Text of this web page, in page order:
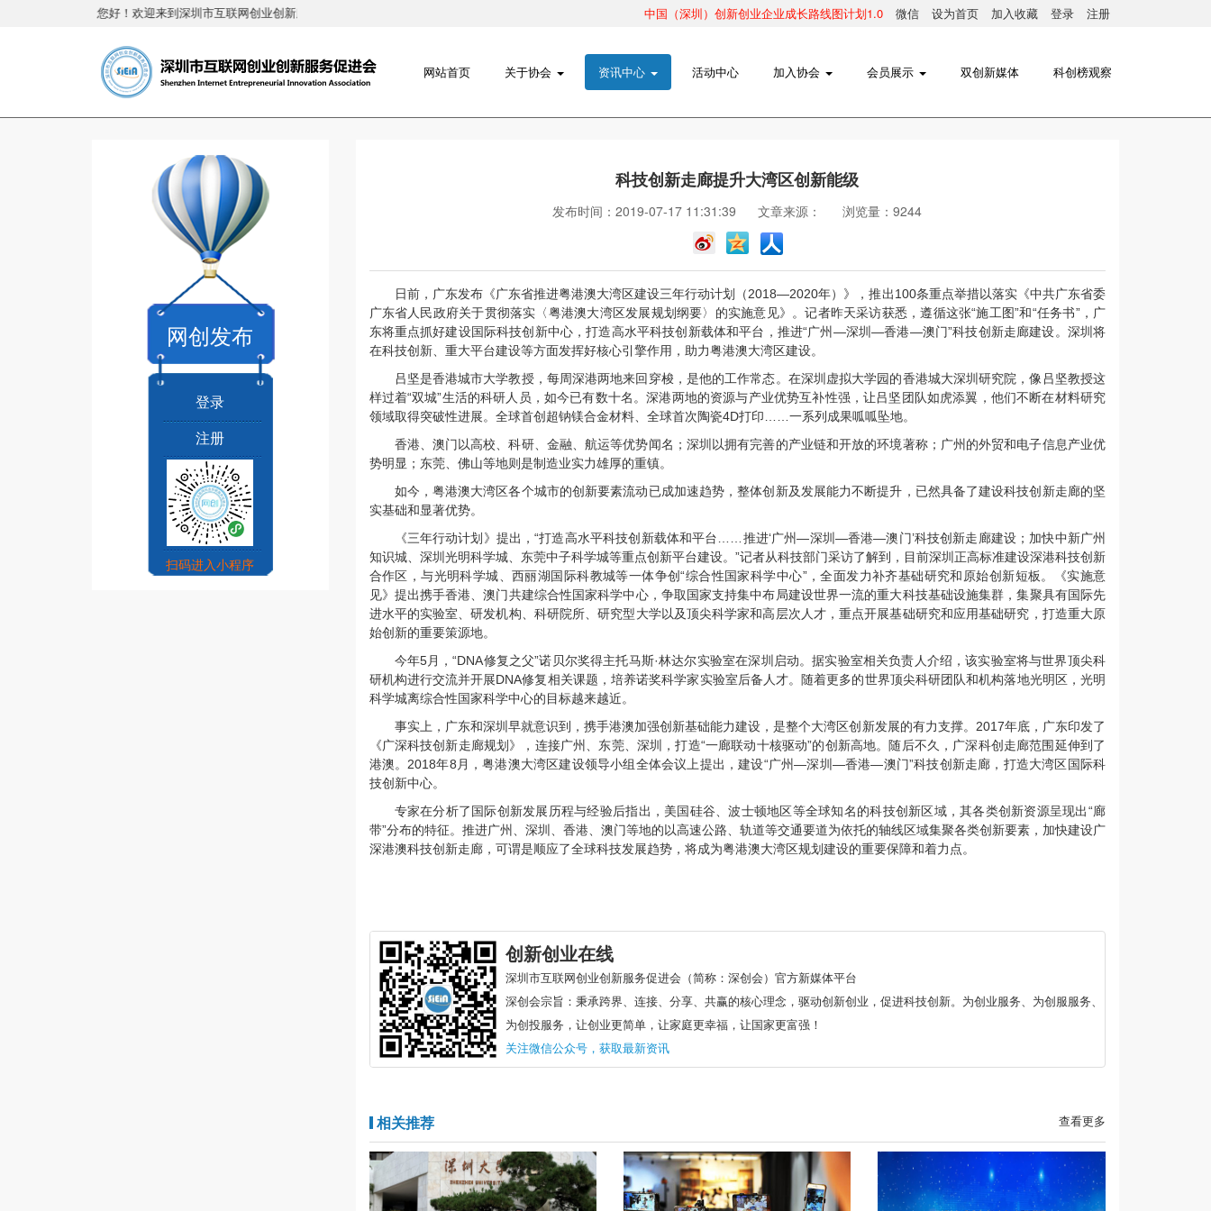
您好！欢迎来到深圳市互联网创业创新服务促进会 中国（深圳）创新创业企业成长路线图计划1.0 微信 设为首页 加入收藏 登录 注册
网站首页 关于协会 资讯中心 活动中心 加入协会 会员展示 双创新媒体 科创榜观察
网创发布
登录
注册
扫码进入小程序
科技创新走廊提升大湾区创新能级
发布时间：2019-07-17 11:31:39 文章来源： 浏览量：9244
日前，广东发布《广东省推进粤港澳大湾区建设三年行动计划（2018—2020年）》，推出100条重点举措以落实《中共广东省委
广东省人民政府关于贯彻落实〈粤港澳大湾区发展规划纲要〉的实施意见》。记者昨天采访获悉，遵循这张“施工图”和“任务书”，广
东将重点抓好建设国际科技创新中心，打造高水平科技创新载体和平台，推进“广州—深圳—香港—澳门”科技创新走廊建设。深圳将
在科技创新、重大平台建设等方面发挥好核心引擎作用，助力粤港澳大湾区建设。
吕坚是香港城市大学教授，每周深港两地来回穿梭，是他的工作常态。在深圳虚拟大学园的香港城大深圳研究院，像吕坚教授这
样过着“双城”生活的科研人员，如今已有数十名。深港两地的资源与产业优势互补性强，让吕坚团队如虎添翼，他们不断在材料研究
领域取得突破性进展。全球首创超钠镁合金材料、全球首次陶瓷4D打印……一系列成果呱呱坠地。
香港、澳门以高校、科研、金融、航运等优势闻名；深圳以拥有完善的产业链和开放的环境著称；广州的外贸和电子信息产业优
势明显；东莞、佛山等地则是制造业实力雄厚的重镇。
如今，粤港澳大湾区各个城市的创新要素流动已成加速趋势，整体创新及发展能力不断提升，已然具备了建设科技创新走廊的坚
实基础和显著优势。
《三年行动计划》提出，“打造高水平科技创新载体和平台……推进‘广州—深圳—香港—澳门’科技创新走廊建设；加快中新广州
知识城、深圳光明科学城、东莞中子科学城等重点创新平台建设。”记者从科技部门采访了解到，目前深圳正高标准建设深港科技创新
合作区，与光明科学城、西丽湖国际科教城等一体争创“综合性国家科学中心”，全面发力补齐基础研究和原始创新短板。《实施意
见》提出携手香港、澳门共建综合性国家科学中心，争取国家支持集中布局建设世界一流的重大科技基础设施集群，集聚具有国际先
进水平的实验室、研发机构、科研院所、研究型大学以及顶尖科学家和高层次人才，重点开展基础研究和应用基础研究，打造重大原
始创新的重要策源地。
今年5月，“DNA修复之父”诺贝尔奖得主托马斯·林达尔实验室在深圳启动。据实验室相关负责人介绍，该实验室将与世界顶尖科
研机构进行交流并开展DNA修复相关课题，培养诺奖科学家实验室后备人才。随着更多的世界顶尖科研团队和机构落地光明区，光明
科学城离综合性国家科学中心的目标越来越近。
事实上，广东和深圳早就意识到，携手港澳加强创新基础能力建设，是整个大湾区创新发展的有力支撑。2017年底，广东印发了
《广深科技创新走廊规划》，连接广州、东莞、深圳，打造“一廊联动十核驱动”的创新高地。随后不久，广深科创走廊范围延伸到了
港澳。2018年8月，粤港澳大湾区建设领导小组全体会议上提出，建设“广州—深圳—香港—澳门”科技创新走廊，打造大湾区国际科
技创新中心。
专家在分析了国际创新发展历程与经验后指出，美国硅谷、波士顿地区等全球知名的科技创新区域，其各类创新资源呈现出“廊
带”分布的特征。推进广州、深圳、香港、澳门等地的以高速公路、轨道等交通要道为依托的轴线区域集聚各类创新要素，加快建设广
深港澳科技创新走廊，可谓是顺应了全球科技发展趋势，将成为粤港澳大湾区规划建设的重要保障和着力点。
创新创业在线
深圳市互联网创业创新服务促进会（简称：深创会）官方新媒体平台
深创会宗旨：秉承跨界、连接、分享、共赢的核心理念，驱动创新创业，促进科技创新。为创业服务、为创服服务、
为创投服务，让创业更简单，让家庭更幸福，让国家更富强！
关注微信公众号，获取最新资讯
相关推荐 查看更多